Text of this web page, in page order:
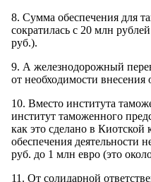
8. Сумма обеспечения для
сократилась с 20 млн
руб.).
9. А железнодорожный
от необходимости внесения
10. Вместо института
институт таможенного
как это сделано в
обеспечения деятельности
руб. до 1 млн евро (это
11. От солидарной